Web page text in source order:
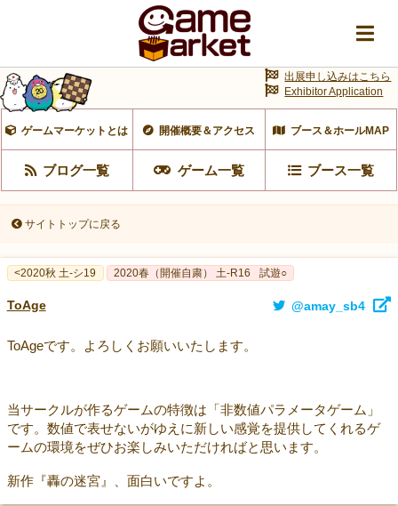
ゲームマーケットとは 開催概要＆アクセス ブース＆ホールMAP
ブログ一覧 ゲーム一覧 ブース一覧
出展申し込みはこちら
Exhibitor Application
サイトトップに戻る
<2020秋 土-シ19 2020春（開催自粛） 土-R16 試遊○
ToAge @amay_sb4
ToAgeです。よろしくお願いいたします。
当サークルが作るゲームの特徴は「非数値パラメータゲーム」
です。数値で表せないがゆえに新しい感覚を提供してくれるゲ
ームの環境をぜひお楽しみいただければと思います。
新作『轟の迷宮』、面白いですよ。